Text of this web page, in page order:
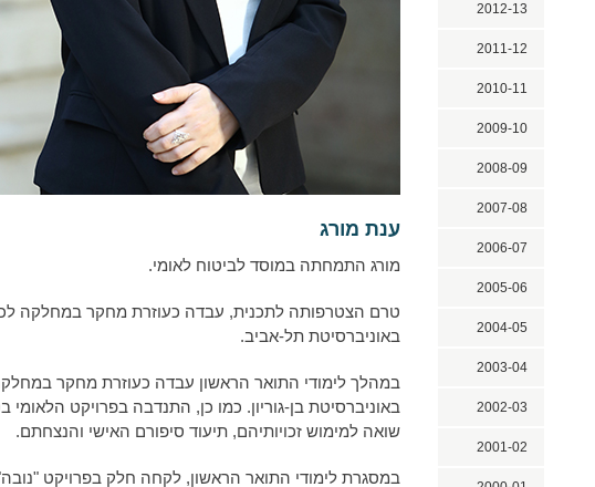
2012-13
2011-12
2010-11
2009-10
2008-09
2007-08
2006-07
2005-06
2004-05
2003-04
2002-03
2001-02
ענת מורג
מורג התמחתה במוסד לביטוח לאומי.
טרם הצטרפותה לתכנית, עבדה כעוזרת מחקר במחלקה
באוניברסיטת תל-אביב.
במהלך לימודי התואר הראשון עבדה כעוזרת מחקר
באוניברסיטת בן-גוריון. כמו כן, התנדבה בפרויקט הלאומי
שואה למימוש זכויותיהם, תיעוד סיפורם האישי והנצחתם.
במסגרת לימודי התואר הראשון, לקחה חלק בפרויקט